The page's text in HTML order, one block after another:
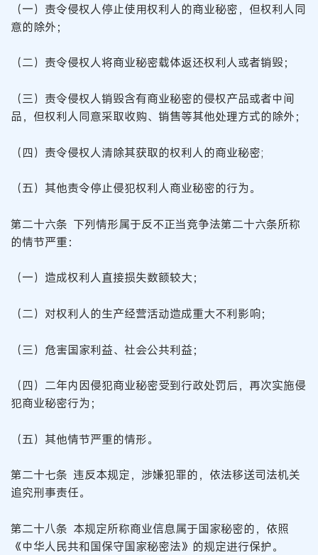
（一）责令侵权人停止使用权利人的商业秘密，但权利人同
意的除外；
（二）责令侵权人将商业秘密载体返还权利人或者销毁；
（三）责令侵权人销毁含有商业秘密的侵权产品或者中间
品，但权利人同意采取收购、销售等其他处理方式的除外；
（四）责令侵权人清除其获取的权利人的商业秘密;
（五）其他责令停止侵犯权利人商业秘密的行为。
第二十六条 下列情形属于反不正当竞争法第二十六条所称
的情节严重：
（一）造成权利人直接损失数额较大；
（二）对权利人的生产经营活动造成重大不利影响；
（三）危害国家利益、社会公共利益；
（四）二年内因侵犯商业秘密受到行政处罚后，再次实施侵
犯商业秘密行为；
（五）其他情节严重的情形。
第二十七条 违反本规定，涉嫌犯罪的，依法移送司法机关
追究刑事责任。
第二十八条 本规定所称商业信息属于国家秘密的，依照
《中华人民共和国保守国家秘密法》的规定进行保护。